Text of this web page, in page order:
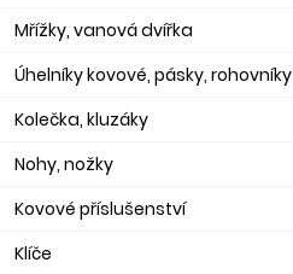
Mřížky, vanová dvířka
Úhelníky kovové, pásky, rohovníky
Kolečka, kluzáky
Nohy, nožky
Kovové příslušenství
Klíče